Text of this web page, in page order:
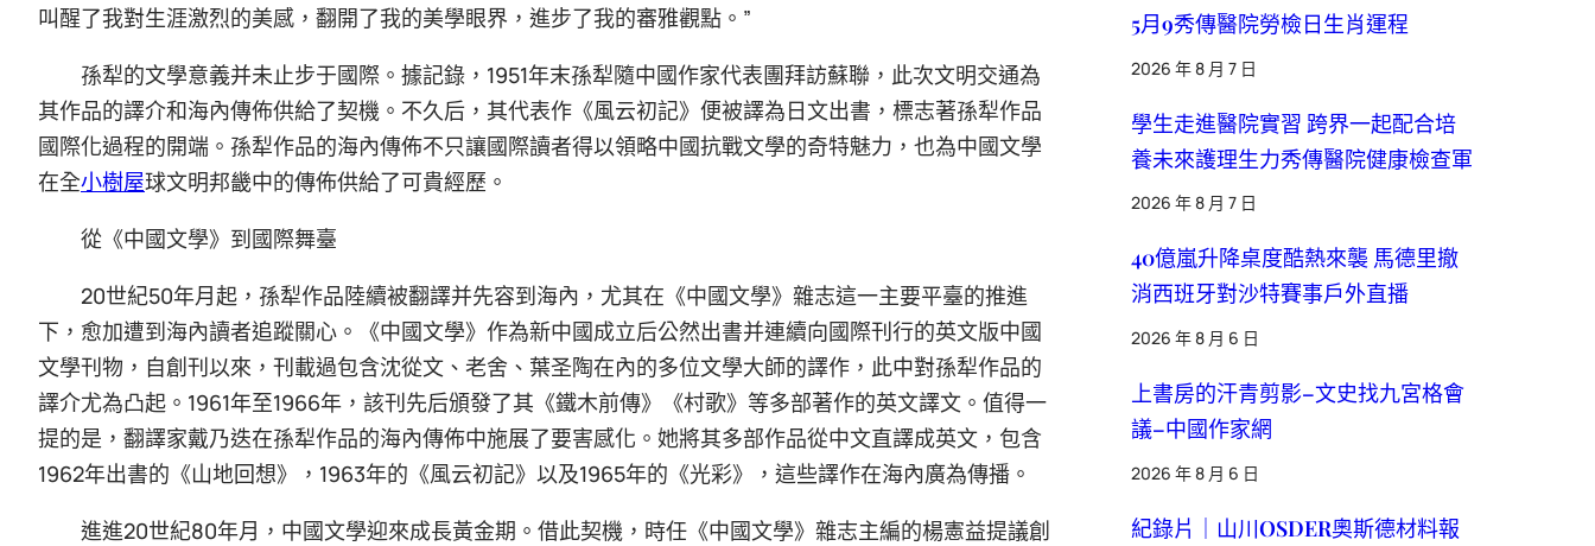
叫醒了我對生涯激烈的美感，翻開了我的美學眼界，進步了我的審雅觀點。”
孫犁的文學意義并未止步于國際。據記錄，1951年末孫犁隨中國作家代表團拜訪蘇聯，此次文明交通為
其作品的譯介和海內傳佈供給了契機。不久后，其代表作《風云初記》便被譯為日文出書，標志著孫犁作品
國際化過程的開端。孫犁作品的海內傳佈不只讓國際讀者得以領略中國抗戰文學的奇特魅力，也為中國文學
在全小樹屋球文明邦畿中的傳佈供給了可貴經歷。
從《中國文學》到國際舞臺
20世紀50年月起，孫犁作品陸續被翻譯并先容到海內，尤其在《中國文學》雜志這一主要平臺的推進
下，愈加遭到海內讀者追蹤關心。《中國文學》作為新中國成立后公然出書并連續向國際刊行的英文版中國
文學刊物，自創刊以來，刊載過包含沈從文、老舍、葉圣陶在內的多位文學大師的譯作，此中對孫犁作品的
譯介尤為凸起。1961年至1966年，該刊先后頒發了其《鐵木前傳》《村歌》等多部著作的英文譯文。值得一
提的是，翻譯家戴乃迭在孫犁作品的海內傳佈中施展了要害感化。她將其多部作品從中文直譯成英文，包含
1962年出書的《山地回想》，1963年的《風云初記》以及1965年的《光彩》，這些譯作在海內廣為傳播。
進進20世紀80年月，中國文學迎來成長黃金期。借此契機，時任《中國文學》雜志主編的楊憲益提議創
5月9秀傳醫院勞檢日生肖運程
2026 年 8 月 7 日
學生走進醫院實習 跨界一起配合培
養未來護理生力秀傳醫院健康檢查軍
2026 年 8 月 7 日
40億嵐升降桌度酷熱來襲 馬德里撤
消西班牙對沙特賽事戶外直播
2026 年 8 月 6 日
上書房的汗青剪影–文史找九宮格會
議–中國作家網
2026 年 8 月 6 日
紀錄片｜山川OSDER奧斯德材料報